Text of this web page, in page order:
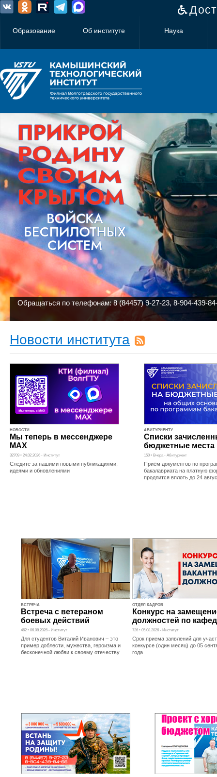
Образование Об институте Наука
Обращаться по телефонам: 8 (84457) 9-27-23, 8-904-439-
Новости института
НОВОСТИ
Мы теперь в мессенджере
MAX
32709 • 24.02.2026 - Институт
Следите за нашими новыми публикациями,
идеями и обновлениями
АБИТУРИЕНТУ
Списки
бюджетные места
150 • Вчера - Абитуриент
Приём документов по
бакалавриата на платную
продлится вплоть до 24
ВСТРЕЧА
Встреча с ветераном
боевых действий
462 • 06.08.2026 - Институт
Для студентов Виталий Иванович – это
пример доблести, мужества, героизма и
бесконечной любви к своему отечеству
ОТДЕЛ КАДРОВ
Конкурс на
должностей по
726 • 05.08.2026 - Институт
Срок приема заявлений для
конкурсе (один месяц) до 05
года